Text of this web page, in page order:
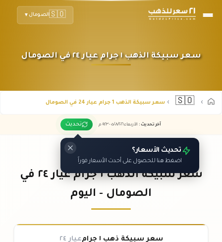
🇸🇴الصومال ▼
سعر سبيكة الذهب ١ جرام عيار ٢٤ في الصومال
🇸🇴 سعر سبيكة الذهب 1 جرام عيار 24 في الصومال
آخر تحديث : الأربعاء ٠٥ /٠٨/٢٠٢٦ - ٠٩:٢٣ م تحديث
تحديث الأسعار؟
اضغط هنا للحصول على أحدث الأسعار فوراً
سعر سبيكة الذهب ١ جرام عيار ٢٤ في
الصومال - اليوم
سعر سبيكة ذهب ١ جرام عيار ٢٤